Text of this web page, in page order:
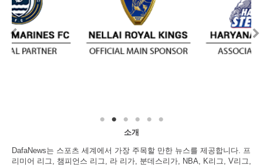
소개
DafaNews는 스포츠 세계에서 가장 주목할 만한 뉴스를 제공합니다. 프
리미어 리그, 챔피언스 리그, 라 리가, 분데스리가, NBA, K리그, V리그,